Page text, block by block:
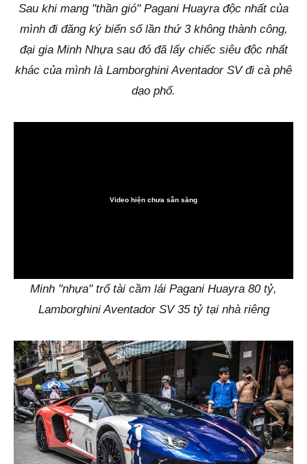
Sau khi mang "thần gió" Pagani Huayra độc nhất của
mình đi đăng ký biển số lần thứ 3 không thành công,
đại gia Minh Nhựa sau đó đã lấy chiếc siêu độc nhất
khác của mình là Lamborghini Aventador SV đi cà phê
dạo phố.
Video hiện chưa sẵn sàng
Minh "nhựa" trổ tài cầm lái Pagani Huayra 80 tỷ,
Lamborghini Aventador SV 35 tỷ tại nhà riêng